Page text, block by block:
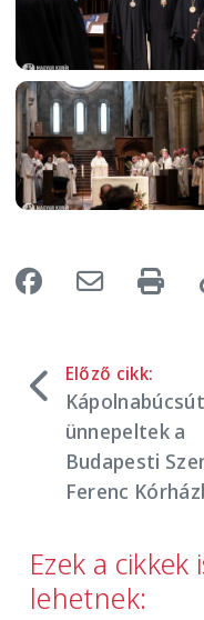
Image
Előző cikk:
Kápolnabúcsút
ünnepeltek a
Budapesti
Ferenc
Ezek a
lehetnek: